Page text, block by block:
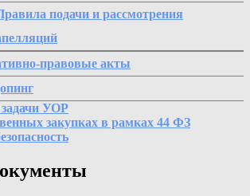
подачи и рассмотрения
правовые акты
УОР
закупках в рамках 44 ФЗ